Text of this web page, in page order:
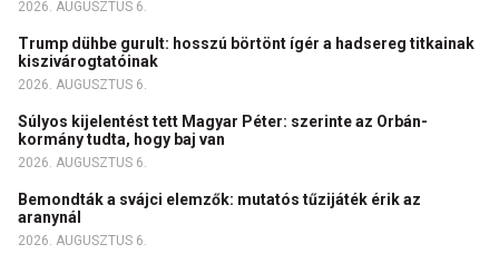
2026. AUGUSZTUS 6.
Trump dühbe gurult: hosszú börtönt ígér a hadsereg titkainak
kiszivárogtatóinak
2026. AUGUSZTUS 6.
Súlyos kijelentést tett Magyar Péter: szerinte az Orbán-
kormány tudta, hogy baj van
2026. AUGUSZTUS 6.
Bemondták a svájci elemzők: mutatós tűzijáték érik az
aranynál
2026. AUGUSZTUS 6.